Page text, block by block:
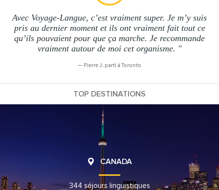
Avec Voyage-Langue, c’est vraiment super. Je m’y suis
pris au dernier moment et ils ont vraiment fait tout ce
qu’ils pouvaient pour que ça marche. Je recommande
vraiment autour de moi cet organisme. "
Pierre J. parti à Toronto
TOP DESTINATIONS
CANADA
344 séjours linguistiques